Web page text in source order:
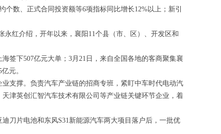
数、正式合同投资额等6项指标同比增长12%以上；新引
永红介绍，开年以来，襄阳11个县（市、区）、开发区和
签下507亿元大单；3月21日，来自全国各地的客商聚集襄
元。
支撑。负责汽车产业链的招商专班，紧盯中车时代电动汽
津英创汇智汽车技术有限公司等产业链关键环节企业，着
刀片电池和东风S31新能源汽车两大项目落户后，一批优